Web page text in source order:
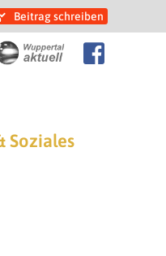
Beitrag schreiben
Soziales